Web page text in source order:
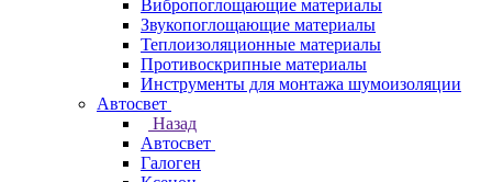
Вибропоглощающие материалы
Звукопоглощающие материалы
Теплоизоляционные материалы
Противоскрипные материалы
Инструменты для монтажа шумоизоляции
Автосвет
Назад
Автосвет
Галоген